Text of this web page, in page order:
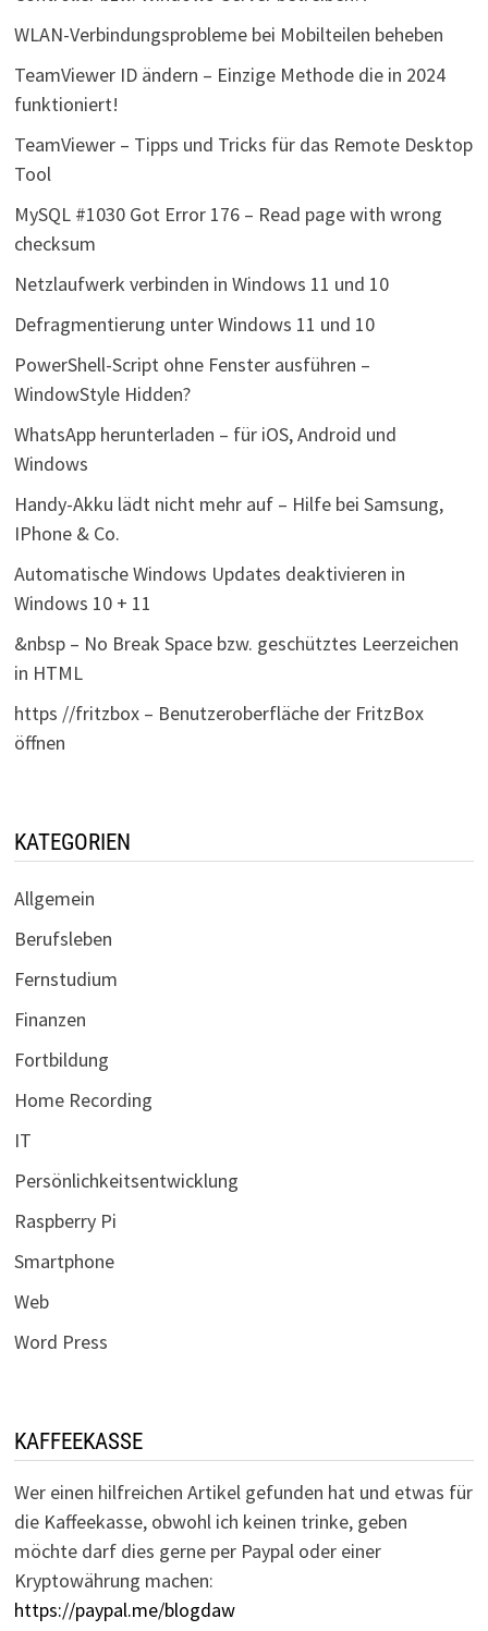
WLAN-Verbindungsprobleme bei Mobilteilen beheben
TeamViewer ID ändern – Einzige Methode die in 2024
funktioniert!
TeamViewer – Tipps und Tricks für das Remote Desktop
Tool
MySQL #1030 Got Error 176 – Read page with wrong
checksum
Netzlaufwerk verbinden in Windows 11 und 10
Defragmentierung unter Windows 11 und 10
PowerShell-Script ohne Fenster ausführen –
WindowStyle Hidden?
WhatsApp herunterladen – für iOS, Android und
Windows
Handy-Akku lädt nicht mehr auf – Hilfe bei Samsung,
IPhone & Co.
Automatische Windows Updates deaktivieren in
Windows 10 + 11
&nbsp – No Break Space bzw. geschütztes Leerzeichen
in HTML
https //fritzbox – Benutzeroberfläche der FritzBox
öffnen
KATEGORIEN
Allgemein
Berufsleben
Fernstudium
Finanzen
Fortbildung
Home Recording
IT
Persönlichkeitsentwicklung
Raspberry Pi
Smartphone
Web
Word Press
KAFFEEKASSE
Wer einen hilfreichen Artikel gefunden hat und etwas für
die Kaffeekasse, obwohl ich keinen trinke, geben
möchte darf dies gerne per Paypal oder einer
Kryptowährung machen:
https://paypal.me/blogdaw